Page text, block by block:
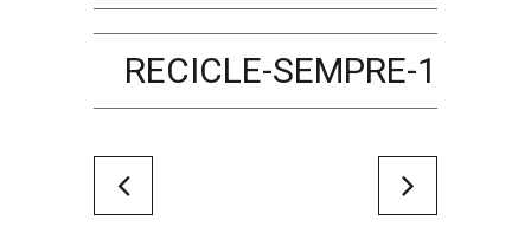
awards
contactsRECICLE-SEMPRE-1